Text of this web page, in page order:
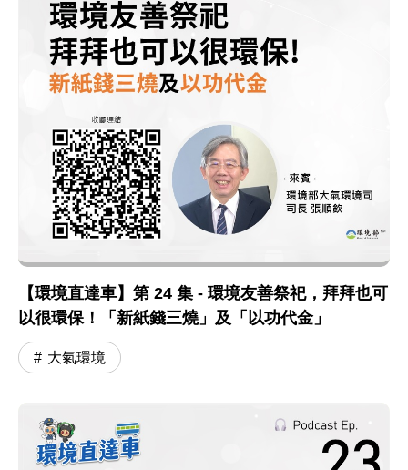
【環境直達車】第 24 集 - 環境友善祭祀，拜拜也可
以很環保！「新紙錢三燒」及「以功代金」
大氣環境